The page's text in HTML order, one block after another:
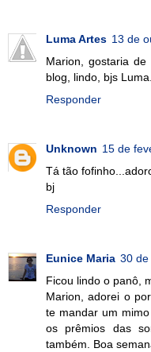
Luma Artes 13 de
Marion, gostaria de
blog, lindo, bjs Luma.
Responder
Unknown 15 de
Tá tão
bj
Responder
Eunice Maria 30 de
Ficou lindo o panô,
Marion, adorei o
te mandar um
os prêmios das
também. Boa